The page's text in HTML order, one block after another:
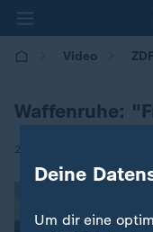
Video
Waffenruhe:
21.01.2025 | 05:30
Deine
Um dir eine